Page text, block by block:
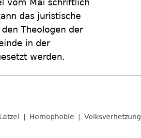
das juristische
Theologen der
in der
werden.
Homophobie Volksverhetzung